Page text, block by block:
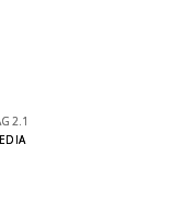
2.1